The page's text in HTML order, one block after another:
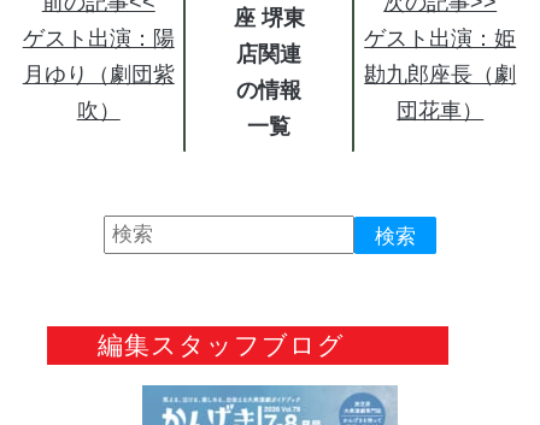
ゲスト出演：陽
月ゆり（劇団紫
吹）
座 堺東
店関連
の情報
ゲスト出演：姫
勘九郎座長（劇
団花車）
編集スタッフブログ